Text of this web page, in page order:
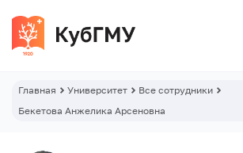
Главная Университет
Все сотрудники
Бекетова Анжелика Арсеновна